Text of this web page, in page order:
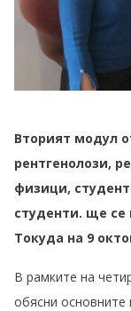
Вторият модул
рентгенолози,
физици,
студенти. ще се
Токуда на 9
В рамките на
обясни основните